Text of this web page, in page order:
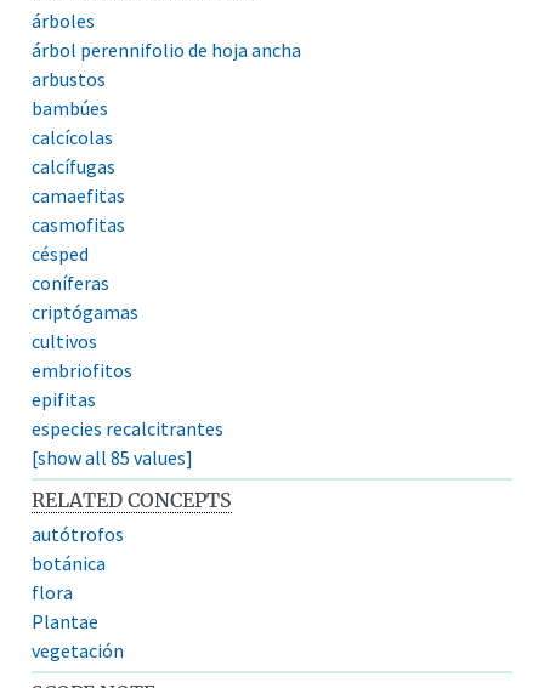
árboles
árbol perennifolio de hoja ancha
arbustos
bambúes
calcícolas
calcífugas
camaefitas
casmofitas
césped
coníferas
criptógamas
cultivos
embriofitos
epifitas
especies recalcitrantes
[show all 85 values]
RELATED CONCEPTS
autótrofos
botánica
flora
Plantae
vegetación